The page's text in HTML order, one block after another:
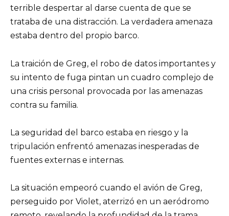
terrible despertar al darse cuenta de que se
trataba de una distracción. La verdadera amenaza
estaba dentro del propio barco.
La traición de Greg, el robo de datos importantes y
su intento de fuga pintan un cuadro complejo de
una crisis personal provocada por las amenazas
contra su familia.
La seguridad del barco estaba en riesgo y la
tripulación enfrentó amenazas inesperadas de
fuentes externas e internas.
La situación empeoró cuando el avión de Greg,
perseguido por Violet, aterrizó en un aeródromo